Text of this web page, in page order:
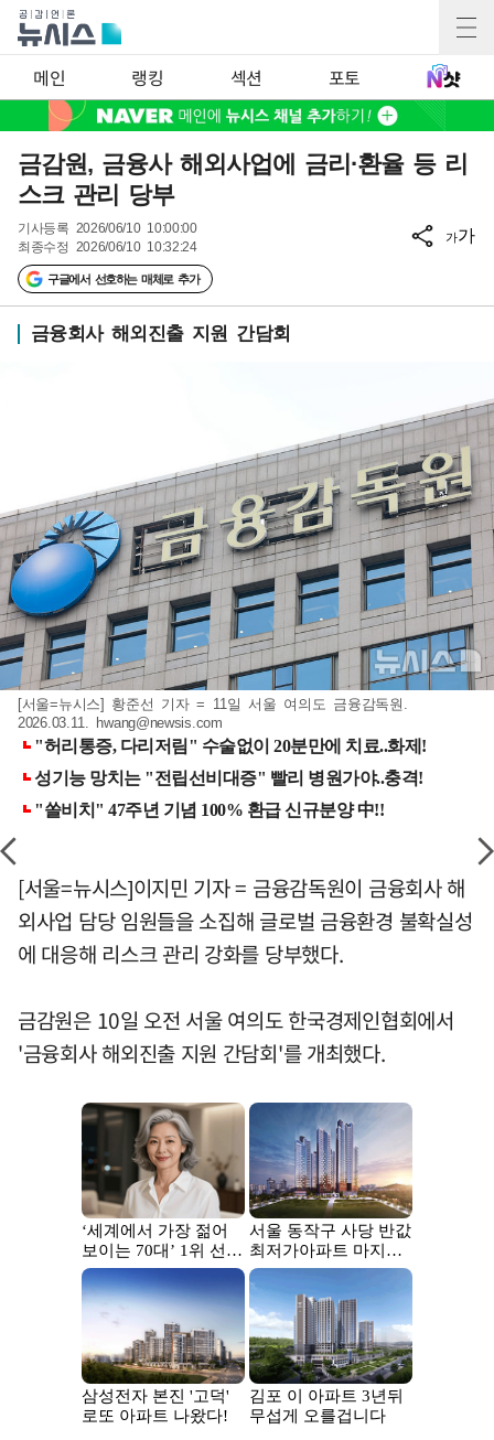
메인 랭킹 섹션 포토
금감원, 금융사 해외사업에 금리·환율 등 리
스크 관리 당부
기사등록 2026/06/10 10:00:00
최종수정 2026/06/10 10:32:24
구글에서 선호하는 매체로 추가
가가
금융회사 해외진출 지원 간담회
[서울=뉴시스] 황준선 기자 = 11일 서울 여의도 금융감독원.
2026.03.11. hwang@newsis.com
[서울=뉴시스]이지민 기자 = 금융감독원이 금융회사 해
외사업 담당 임원들을 소집해 글로벌 금융환경 불확실성
에 대응해 리스크 관리 강화를 당부했다.
금감원은 10일 오전 서울 여의도 한국경제인협회에서
'금융회사 해외진출 지원 간담회'를 개최했다.